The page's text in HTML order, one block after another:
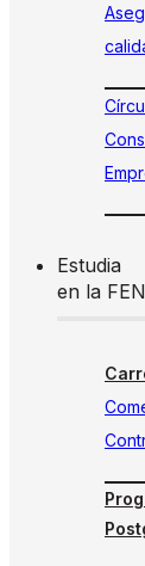
Estudia
en la FEN